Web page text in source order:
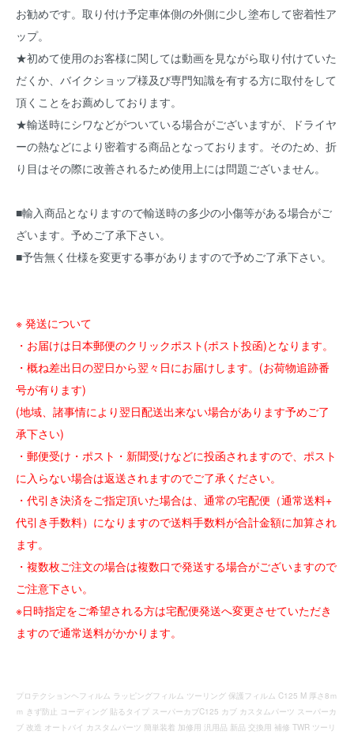
お勧めです。取り付け予定車体側の外側に少し塗布して密着性ア
ップ。
★初めて使用のお客様に関しては動画を見ながら取り付けていた
だくか、バイクショップ様及び専門知識を有する方に取付をして
頂くことをお薦めしております。
★輸送時にシワなどがついている場合がございますが、ドライヤ
ーの熱などにより密着する商品となっております。そのため、折
り目はその際に改善されるため使用上には問題ございません。
■輸入商品となりますので輸送時の多少の小傷等がある場合がご
ざいます。予めご了承下さい。
■予告無く仕様を変更する事がありますので予めご了承下さい。
※ 発送について
・お届けは日本郵便のクリックポスト(ポスト投函)となります。
・概ね差出日の翌日から翌々日にお届けします。(お荷物追跡番
号が有ります)
(地域、諸事情により翌日配送出来ない場合があります予めご了
承下さい)
・郵便受け・ポスト・新聞受けなどに投函されますので、ポスト
に入らない場合は返送されますのでご了承ください。
・代引き決済をご指定頂いた場合は、通常の宅配便（通常送料+
代引き手数料）になりますので送料手数料が合計金額に加算され
ます。
・複数枚ご注文の場合は複数口で発送する場合がございますので
ご注意下さい。
※日時指定をご希望される方は宅配便発送へ変更させていただき
ますので通常送料がかかります。
プロテクションヘフィルム ラッピングフィルム ツーリング 保護フィルム C125 M 厚さ8ｍ
ｍ きず防止 コーディング 貼るタイプ スーパーカブC125 カブ カスタムパーツ スーパーカ
ブ 改造 オートバイ カスタムパーツ 簡単装着 加修用 汎用品 新品 交換用 補修 TWR ツーリ